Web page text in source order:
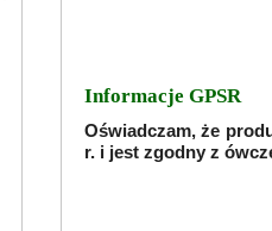
Informacje GPSR
Oświadczam, że
r. i jest zgodny z